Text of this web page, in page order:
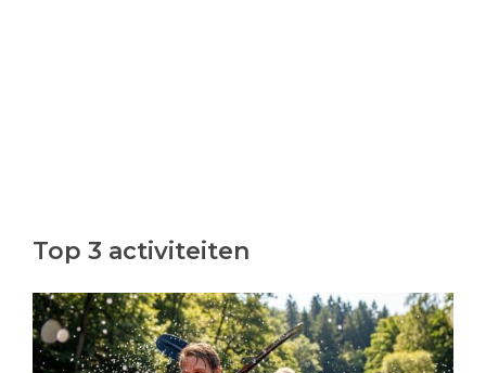
Top 3 activiteiten